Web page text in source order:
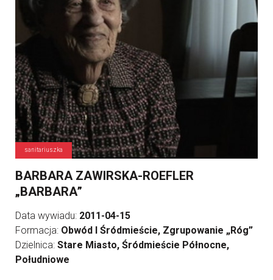
sanitariuszka
BARBARA ZAWIRSKA-ROEFLER
„BARBARA”
Data wywiadu: 2011-04-15
Formacja: Obwód I Śródmieście, Zgrupowanie „Róg”
Dzielnica: Stare Miasto, Śródmieście Północne,
Południowe